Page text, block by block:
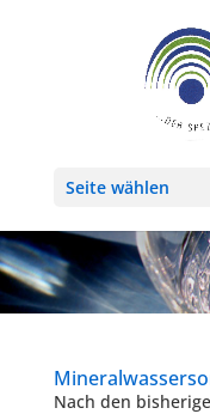
Seite wählen
Nach den